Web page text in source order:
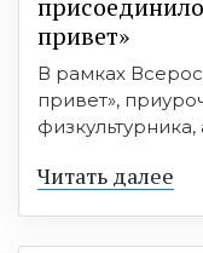
привет»
В рамках
привет»,
физкультурника,
Читать далее